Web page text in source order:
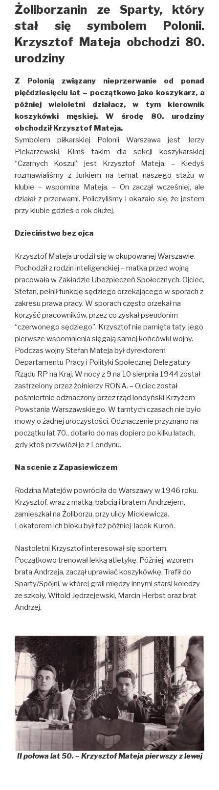
Żoliborzanin ze Sparty, który
stał się symbolem Polonii.
Krzysztof Mateja obchodzi 80.
urodziny
Z Polonią związany nieprzerwanie od ponad
pięćdziesięciu lat – początkowo jako koszykarz, a
później wieloletni działacz, w tym kierownik
koszykówki męskiej. W środę 80. urodziny
obchodził Krzysztof Mateja.
Symbolem piłkarskiej Polonii Warszawa jest Jerzy
Piekarzewski. Kimś takim dla sekcji koszykarskiej
“Czarnych Koszul” jest Krzysztof Mateja. – Kiedyś
rozmawialiśmy z Jurkiem na temat naszego stażu w
klubie – wspomina Mateja. – On zaczął wcześniej, ale
działał z przerwami. Policzyliśmy i okazało się, że jestem
przy klubie gdzieś o rok dłużej.
Dzieciństwo bez ojca
Krzysztof Mateja urodził się w okupowanej Warszawie.
Pochodził z rodzin inteligenckiej – matka przed wojną
pracowała w Zakładzie Ubezpieczeń Społecznych. Ojciec,
Stefan, pełnił funkcję sędziego orzekającego w sporach z
zakresu prawa pracy. W sporach często orzekał na
korzyść pracowników, przez co zyskał pseudonim
“czerwonego sędziego”. Krzysztof nie pamięta taty, jego
pierwsze wspomnienia sięgają samej końcówki wojny.
Podczas wojny Stefan Mateja był dyrektorem
Departamentu Pracy i Polityki Społecznej Delegatury
Rządu RP na Kraj. W nocy z 9 na 10 sierpnia 1944 został
zastrzelony przez żołnierzy RONA. – Ojciec został
pośmiertnie odznaczony przez rząd londyński Krzyżem
Powstania Warszawskiego. W tamtych czasach nie było
mowy o żadnej uroczystości. Odznaczenie przyznano na
początku lat 70., dotarło do nas dopiero po kilku latach,
gdy ktoś przywiózł je z Londynu.
Na scenie z Zapasiewiczem
Rodzina Matejów powróciła do Warszawy w 1946 roku.
Krzysztof, wraz z matką, babcią i bratem Andrzejem,
zamieszkał na Żoliborzu, przy ulicy Mickiewicza.
Lokatorem ich bloku był też później Jacek Kuroń.
Nastoletni Krzysztof interesował się sportem.
Początkowo trenował lekką atletykę. Później, wzorem
brata Andrzeja, zaczął uprawiać koszykówkę. Trafił do
Sparty/Spójni, w której grali między innymi starsi koledzy
ze szkoły, Witold Jędrzejewski, Marcin Herbst oraz brat
Andrzej.
II połowa lat 50. – Krzysztof Mateja pierwszy z lewej